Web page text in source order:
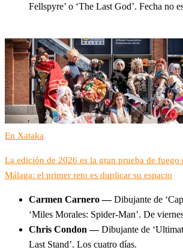
Fellspyre’ o ‘The Last God’. Fecha no
En Xataka
La edición de 2026 es la gran prueba de fuego
Málaga: el primer reto es duplicar su espacio
Carmen Carnero —Dibujante de
‘Miles Morales: Spider-Man’. De
Chris Condon —Dibujante de
Last Stand’. Los cuatro días.